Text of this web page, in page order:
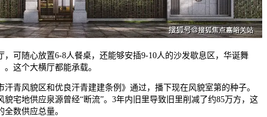
随心放置6-8人餐桌，还能够安插9-10人的沙发歇息区，华诞舞
这个大横厅都能承载。
风貌区和优良汗青建建条例》通过，播下现在风貌室第的种子。
貌宅地供应泉源曾经“断流”。3年内旧里导致旧里削减了约85万方，这
数供应总量。